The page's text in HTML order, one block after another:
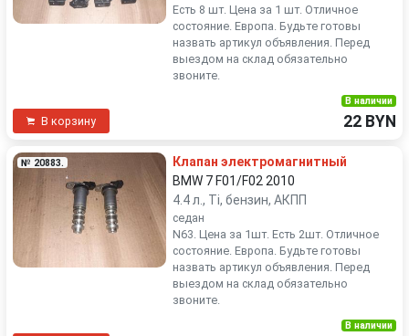
Есть 8 шт. Цена за 1 шт. Отличное
состояние. Европа. Будьте готовы
назвать артикул объявления. Перед
выездом на склад обязательно
звоните.
В корзину
В наличии
22 BYN
№ 20883.
Клапан электромагнитный
BMW 7 F01/F02 2010
4.4 л., Ti, бензин, АКПП
седан
N63. Цена за 1шт. Есть 2шт. Отличное
состояние. Европа. Будьте готовы
назвать артикул объявления. Перед
выездом на склад обязательно
звоните.
В наличии